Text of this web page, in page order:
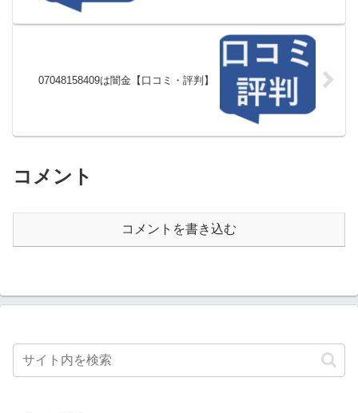
07048158409は闇金【口コミ・評判】
コメント
コメントを書き込む